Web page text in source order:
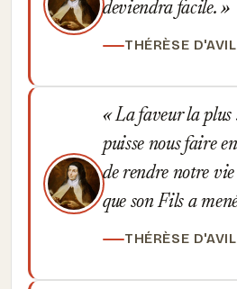
deviendra facile.
THÉRÈSE
La faveur la plus
puisse nous faire
de rendre notre
que son Fils a
THÉRÈSE